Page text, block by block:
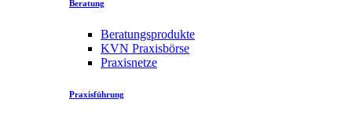
Beratung
Beratungsprodukte
KVN Praxisbörse
Praxisnetze
Praxisführung